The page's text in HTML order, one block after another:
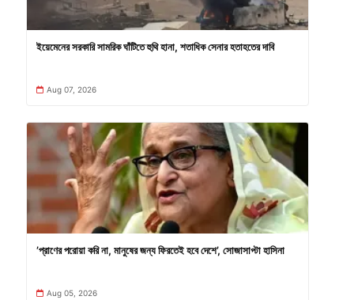
ইয়েমেনের সরকারি সামরিক ঘাঁটিতে হুথি হানা, শতাধিক সেনার হতাহতের দাবি
Aug 07, 2026
’প্রাণের পরোয়া করি না, মানুষের জন্য ফিরতেই হবে দেশে’, সোজাসাপ্টা হাসিনা
Aug 05, 2026